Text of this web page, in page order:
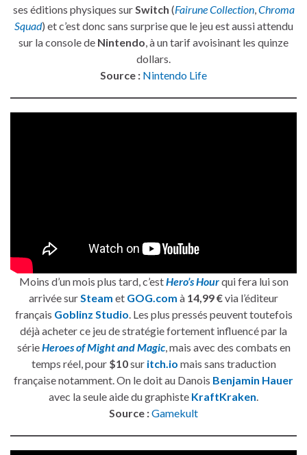
ses éditions physiques surSwitch (Fairune Collection,Chroma
Squad) et c’est donc sans surprise que le jeu est aussi attendu
sur la console de Nintendo, à un tarif avoisinant les quinze
dollars.
Source : Nintendo Life
Moins d’un mois plus tard, c’estHero’s Hourqui fera lui son
arrivée surSteam et GOG.com à 14,99 €via l’éditeur
français Goblinz Studio. Les plus pressés peuvent toutefois
déjà acheter ce jeu de stratégie fortement influencé par la
sérieHeroes of Might and Magic, mais avec des combats en
temps réel, pour $10sur itch.io mais sans traduction
française notamment. On le doit au Danois Benjamin Hauer
avec la seule aide du graphiste KraftKraken.
Source :Gamekult